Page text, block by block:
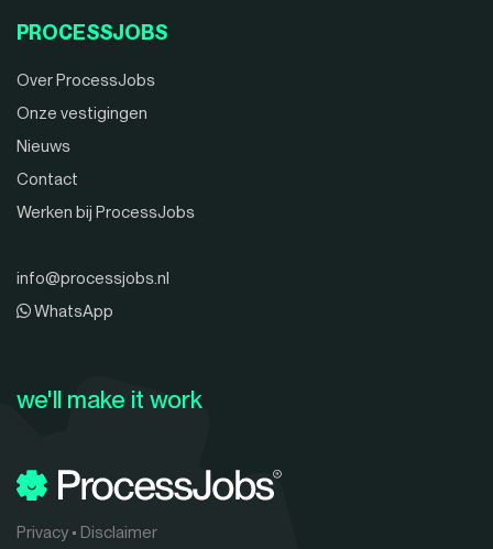
PROCESSJOBS
Over ProcessJobs
Onze vestigingen
Nieuws
Contact
Werken bij ProcessJobs
info@processjobs.nl
WhatsApp
Privacy• Disclaimer
we'll make it work